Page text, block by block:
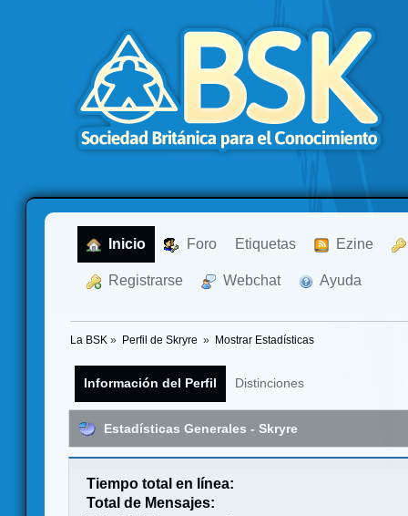
Inicio Foro Etiquetas Ezine
Registrarse Webchat Ayuda
La BSK » Perfil de Skryre » Mostrar Estadísticas
Información del Perfil Distinciones
Estadísticas Generales - Skryre
Tiempo total en línea:
Total de Mensajes: